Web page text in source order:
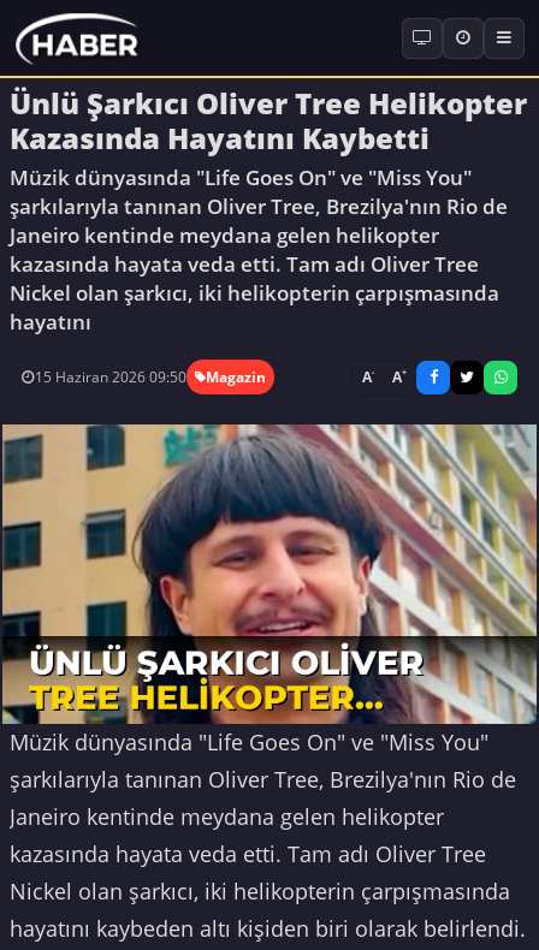
Ünlü Şarkıcı Oliver Tree Helikopter
Kazasında Hayatını Kaybetti
Müzik dünyasında "Life Goes On" ve "Miss You"
şarkılarıyla tanınan Oliver Tree, Brezilya'nın Rio de
Janeiro kentinde meydana gelen helikopter
kazasında hayata veda etti. Tam adı Oliver Tree
Nickel olan şarkıcı, iki helikopterin çarpışmasında
hayatını
15 Haziran 2026 09:50 Magazin A- A+
Müzik dünyasında "Life Goes On" ve "Miss You"
şarkılarıyla tanınan Oliver Tree, Brezilya'nın Rio de
Janeiro kentinde meydana gelen helikopter
kazasında hayata veda etti. Tam adı Oliver Tree
Nickel olan şarkıcı, iki helikopterin çarpışmasında
hayatını kaybeden altı kişiden biri olarak belirlendi.